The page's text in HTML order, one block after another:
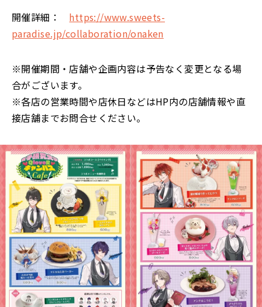
開催詳細： https://www.sweets-
paradise.jp/collaboration/onaken
※開催期間・店舗や企画内容は予告なく変更となる場
合がございます。
※各店の営業時間や店休日などはHP内の店舗情報や直
接店舗までお問合せください。